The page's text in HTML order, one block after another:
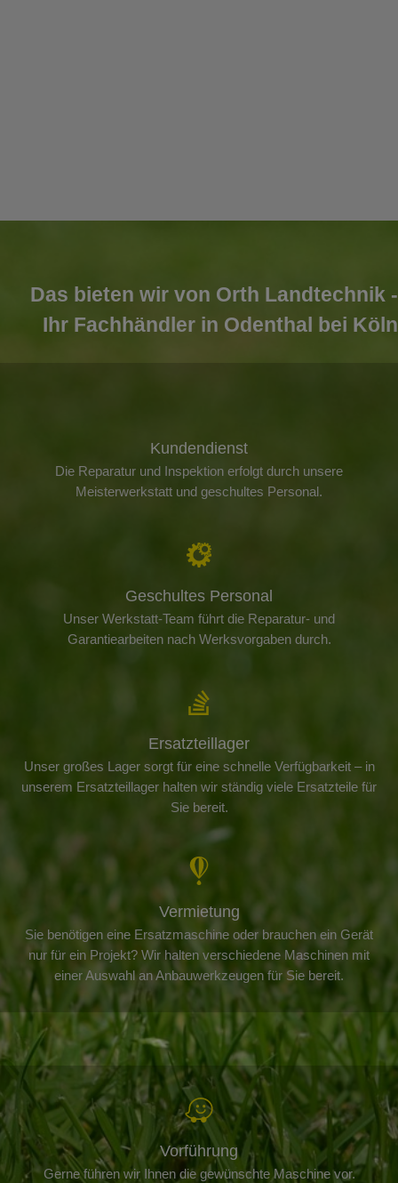
Das bieten wir von Orth Landtechnik -
Ihr Fachhändler in Odenthal bei Köln
Kundendienst
Die Reparatur und Inspektion erfolgt durch unsere
Meisterwerkstatt und geschultes Personal.
Geschultes Personal
Unser Werkstatt-Team führt die Reparatur- und
Garantiearbeiten nach Werksvorgaben durch.
Ersatzteillager
Unser großes Lager sorgt für eine schnelle Verfügbarkeit – in
unserem Ersatzteillager halten wir ständig viele Ersatzteile für
Sie bereit.
Vermietung
Sie benötigen eine Ersatzmaschine oder brauchen ein Gerät
nur für ein Projekt? Wir halten verschiedene Maschinen mit
einer Auswahl an Anbauwerkzeugen für Sie bereit.
Vorführung
Gerne führen wir Ihnen die gewünschte Maschine vor.